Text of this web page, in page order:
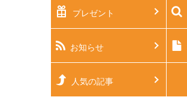
生後2ヶ月 生
生後4ヶ月 生
生後6ヶ月
プレゼント
お知らせ
人気の記事